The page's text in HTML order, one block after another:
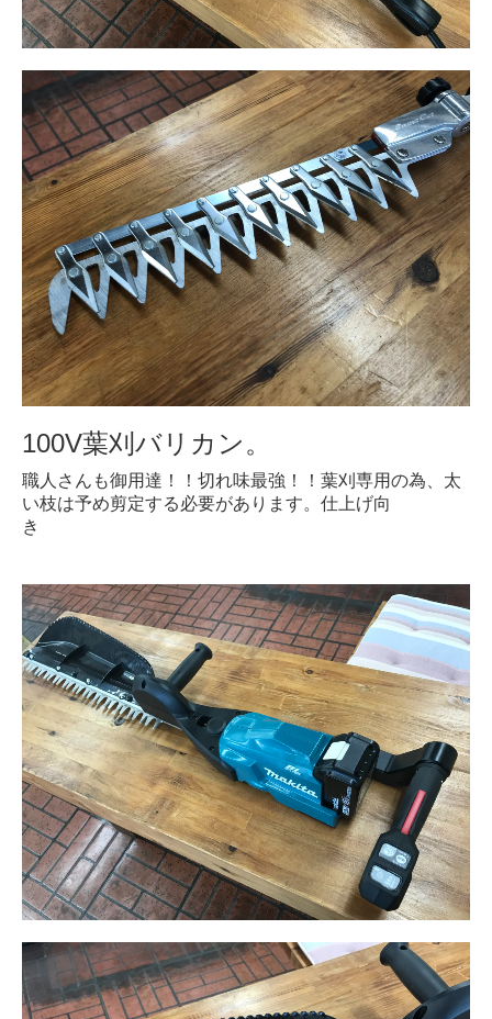
100V葉刈バリカン。
職人さんも御用達！！切れ味最強！！葉刈専用の為、太
い枝は予め剪定する必要があります。仕上げ向
き